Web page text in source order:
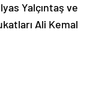
Yalçıntaş ve
Ali Kemal